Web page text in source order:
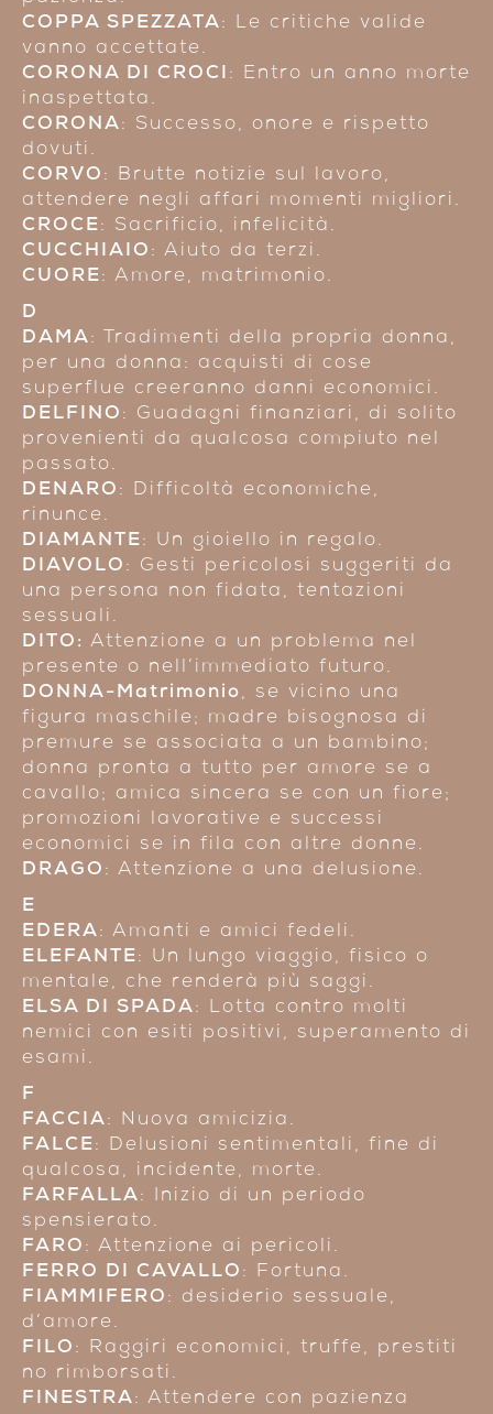
COPPA SPEZZATA: Le critiche valide
vanno accettate.
CORONA DI CROCI : Entro un anno morte
inaspettata.
CORONA: Successo, onore e rispetto
dovuti.
CORVO : Brutte notizie sul lavoro,
attendere negli affari momenti migliori.
CROCE: Sacrificio, infelicità.
CUCCHIAIO : Aiuto da terzi.
CUORE: Amore, matrimonio.
D
DAMA: Tradimenti della propria donna,
per una donna: acquisti di cose
superflue creeranno danni economici.
DELFINO : Guadagni finanziari, di solito
provenienti da qualcosa compiuto nel
passato.
DENARO : Difficoltà economiche,
rinunce.
DIAMANTE: Un gioiello in regalo.
DIAVOLO : Gesti pericolosi suggeriti da
una persona non fidata, tentazioni
sessuali.
DITO: Attenzione a un problema nel
presente o nell’immediato futuro.
DONNA-Matrimonio, se vicino una
figura maschile; madre bisognosa di
premure se associata a un bambino;
donna pronta a tutto per amore se a
cavallo; amica sincera se con un fiore;
promozioni lavorative e successi
economici se in fila con altre donne.
DRAGO : Attenzione a una delusione.
E
EDERA: Amanti e amici fedeli.
ELEFANTE: Un lungo viaggio, fisico o
mentale, che renderà più saggi.
ELSA DI SPADA: Lotta contro molti
nemici con esiti positivi, superamento di
esami.
F
FACCIA: Nuova amicizia.
FALCE: Delusioni sentimentali, fine di
qualcosa, incidente, morte.
FARFALLA: Inizio di un periodo
spensierato.
FARO : Attenzione ai pericoli.
FERRO DI CAVALLO : Fortuna.
FIAMMIFERO : desiderio sessuale,
d’amore.
FILO : Raggiri economici, truffe, prestiti
no rimborsati.
FINESTRA: Attendere con pazienza